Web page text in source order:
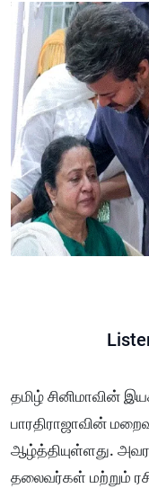
தமிழ் சினிமாவின்
பாரதிராஜாவின்
ஆழ்த்தியுள்ளது.
தலைவர்கள் மற்றும்